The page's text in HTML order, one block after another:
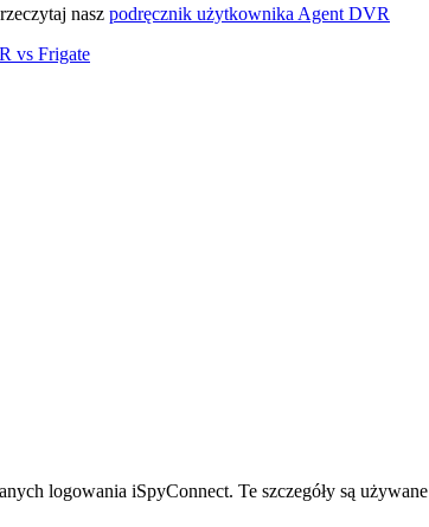
nasz podręcznik użytkownika Agent DVR
vs Frigate
logowania iSpyConnect. Te szczegóły są